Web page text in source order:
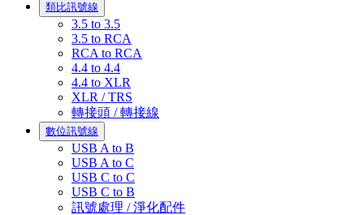
類比訊號線
3.5 to 3.5
3.5 to RCA
RCA to RCA
4.4 to 4.4
4.4 to XLR
XLR / TRS
轉接頭 / 轉接線
數位訊號線
USB A to B
USB A to C
USB C to C
USB C to B
訊號處理 / 淨化配件